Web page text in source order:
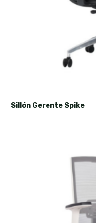
Sillón Gerente Spike